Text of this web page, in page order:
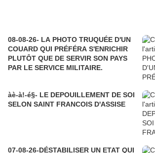
08-08-26- LA PHOTO TRUQUÉE D'UN
COUARD QUI PRÉFÉRA S'ENRICHIR
PLUTÔT QUE DE SERVIR SON PAYS
PAR LE SERVICE MILITAIRE.
àè-à!-é§- LE DEPOUILLEMENT DE SOI
SELON SAINT FRANCOIS D'ASSISE
07-08-26-DÉSTABILISER UN ETAT QUI